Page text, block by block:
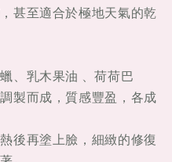
甚至適合於極地天氣的乾
、乳木果油 、荷荷巴
製而成，質感豐盈，各成
後再塗上臉，細緻的修復